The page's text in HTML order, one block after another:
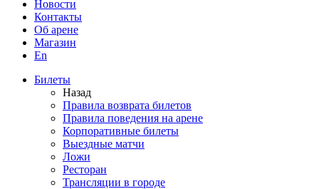
Новости
Контакты
Об арене
Магазин
En
Билеты
Назад
Правила возврата билетов
Правила поведения на арене
Корпоративные билеты
Выездные матчи
Ложи
Ресторан
Трансляции в городе